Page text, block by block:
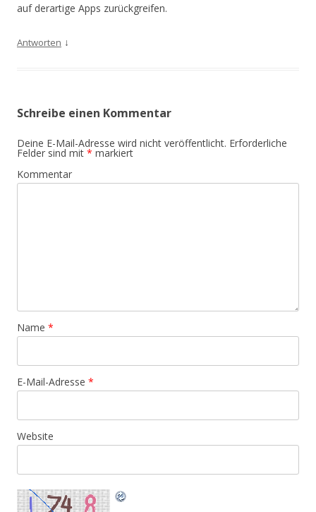
auf derartige Apps zurückgreifen.
Antworten ↓
Schreibe einen Kommentar
Deine E-Mail-Adresse wird nicht veröffentlicht. Erforderliche
Felder sind mit * markiert
Kommentar
Name *
E-Mail-Adresse *
Website